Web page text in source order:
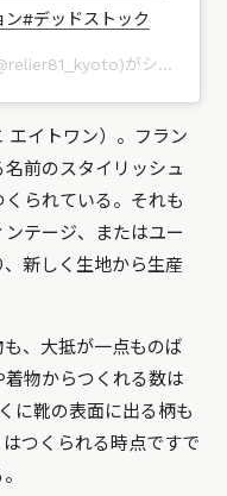
#デッドストック
がシェアした投稿 –
エイトワン）。フラン
前のスタイリッシュ
られている。それも
テージ、またはユー
新しく生地から生産
、大抵が一点ものば
物からつくれる数は
に靴の表面に出る柄も
つくられる時点ですで